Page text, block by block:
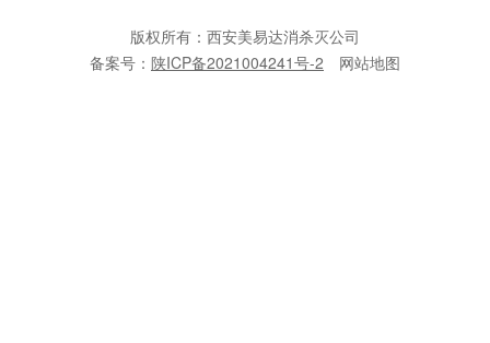
版权所有：西安美易达消杀灭公司
备案号： 陕ICP备2021004241号-2 网站地图